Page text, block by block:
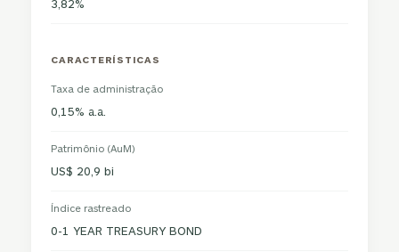
3,82%
CARACTERÍSTICAS
Taxa de administração
0,15% a.a.
Patrimônio (AuM)
US$ 20,9 bi
Índice rastreado
0-1 YEAR TREASURY BOND